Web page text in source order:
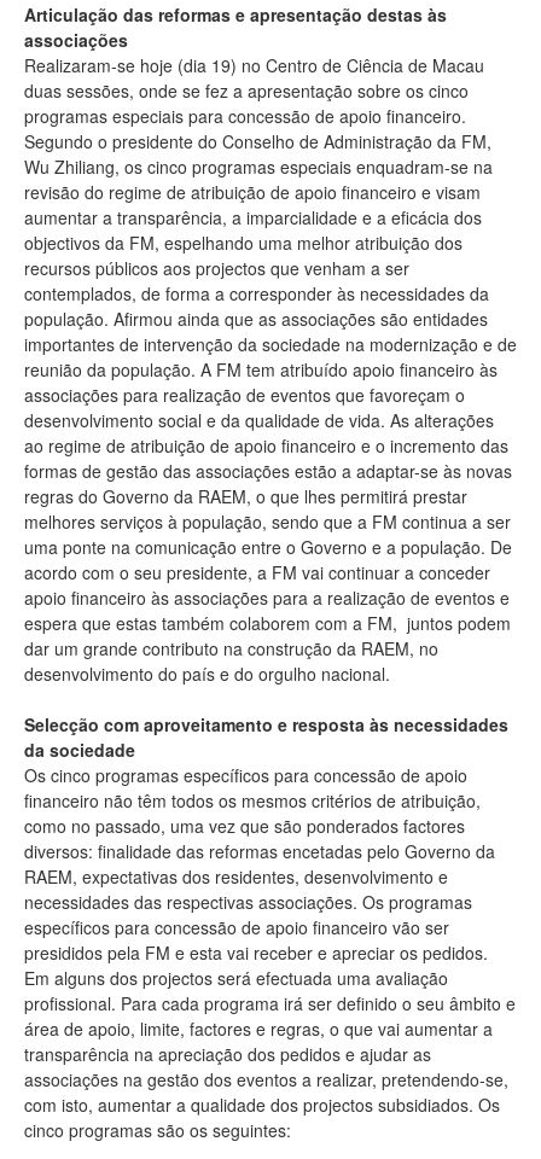
Articulação das reformas e apresentação destas às
associações
Realizaram-se hoje (dia 19) no Centro de Ciência de Macau
duas sessões, onde se fez a apresentação sobre os cinco
programas especiais para concessão de apoio financeiro.
Segundo o presidente do Conselho de Administração da FM,
Wu Zhiliang, os cinco programas especiais enquadram-se na
revisão do regime de atribuição de apoio financeiro e visam
aumentar a transparência, a imparcialidade e a eficácia dos
objectivos da FM, espelhando uma melhor atribuição dos
recursos públicos aos projectos que venham a ser
contemplados, de forma a corresponder às necessidades da
população. Afirmou ainda que as associações são entidades
importantes de intervenção da sociedade na modernização e de
reunião da população. A FM tem atribuído apoio financeiro às
associações para realização de eventos que favoreçam o
desenvolvimento social e da qualidade de vida. As alterações
ao regime de atribuição de apoio financeiro e o incremento das
formas de gestão das associações estão a adaptar-se às novas
regras do Governo da RAEM, o que lhes permitirá prestar
melhores serviços à população, sendo que a FM continua a ser
uma ponte na comunicação entre o Governo e a população. De
acordo com o seu presidente, a FM vai continuar a conceder
apoio financeiro às associações para a realização de eventos e
espera que estas também colaborem com a FM, juntos podem
dar um grande contributo na construção da RAEM, no
desenvolvimento do país e do orgulho nacional.
Selecção com aproveitamento e resposta às necessidades
da sociedade
Os cinco programas específicos para concessão de apoio
financeiro não têm todos os mesmos critérios de atribuição,
como no passado, uma vez que são ponderados factores
diversos: finalidade das reformas encetadas pelo Governo da
RAEM, expectativas dos residentes, desenvolvimento e
necessidades das respectivas associações. Os programas
específicos para concessão de apoio financeiro vão ser
presididos pela FM e esta vai receber e apreciar os pedidos.
Em alguns dos projectos será efectuada uma avaliação
profissional. Para cada programa irá ser definido o seu âmbito e
área de apoio, limite, factores e regras, o que vai aumentar a
transparência na apreciação dos pedidos e ajudar as
associações na gestão dos eventos a realizar, pretendendo-se,
com isto, aumentar a qualidade dos projectos subsidiados. Os
cinco programas são os seguintes: